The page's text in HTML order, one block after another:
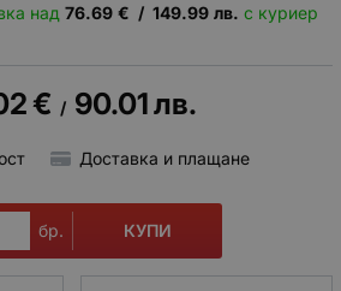
над 76.69 € / 149.99 лв. с куриер
€ / 90.01лв.
Доставка и плащане
бр. КУПИ